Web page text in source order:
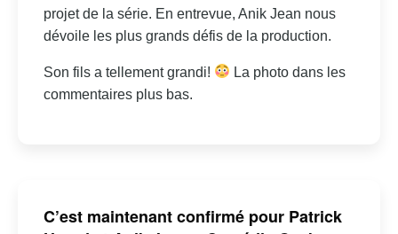
projet de la série. En entrevue, Anik Jean nous
dévoile les plus grands défis de la production.
Son fils a tellement grandi!
La photo dans les
commentaires plus bas.
C’est maintenant confirmé pour Patrick